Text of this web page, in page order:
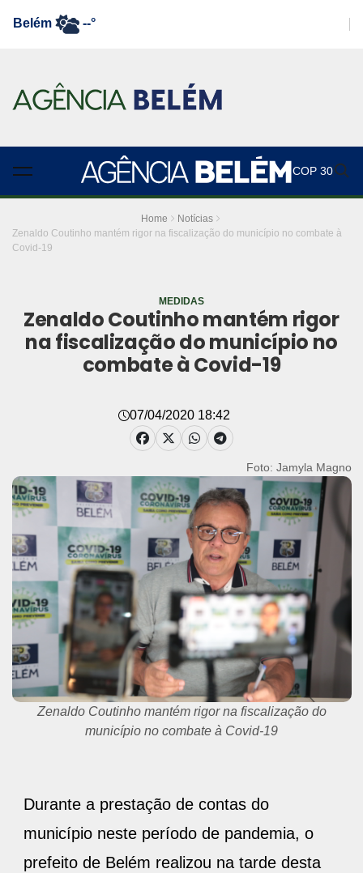
Belém --°
COP 30
Home
Notícias
Zenaldo Coutinho mantém rigor na fiscalização do município no combate à
Covid-19
MEDIDAS
Zenaldo Coutinho mantém rigor
na fiscalização do município no
combate à Covid-19
07/04/2020 18:42
Foto: Jamyla Magno
Zenaldo Coutinho mantém rigor na fiscalização do
município no combate à Covid-19
Durante a prestação de contas do
município neste período de pandemia, o
prefeito de Belém realizou na tarde desta